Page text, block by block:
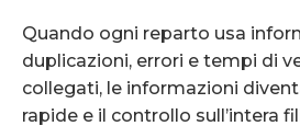
Quando ogni reparto usa
duplicazioni, errori e tempi di
collegati, le informazioni
rapide e il controllo sull’intera